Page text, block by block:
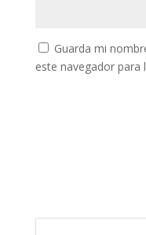
Guarda mi
este navegador para